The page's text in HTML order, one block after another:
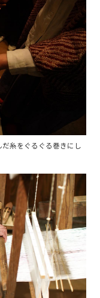
だ糸をぐるぐる巻きにし